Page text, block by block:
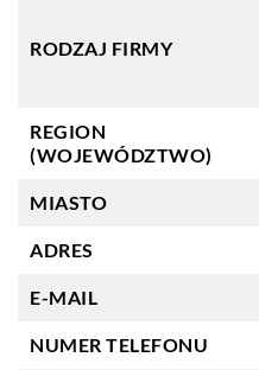
RODZAJ FIRMY
REGION
(WOJEWÓDZTWO)
MIASTO
ADRES
E-MAIL
NUMER TELEFONU